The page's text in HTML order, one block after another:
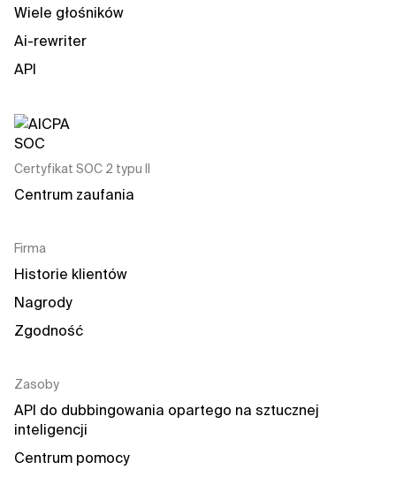
Wiele głośników
Ai-rewriter
API
Certyfikat SOC 2 typu II
Centrum zaufania
Firma
Historie klientów
Nagrody
Zgodność
Zasoby
API do dubbingowania opartego na sztucznej
inteligencji
Centrum pomocy